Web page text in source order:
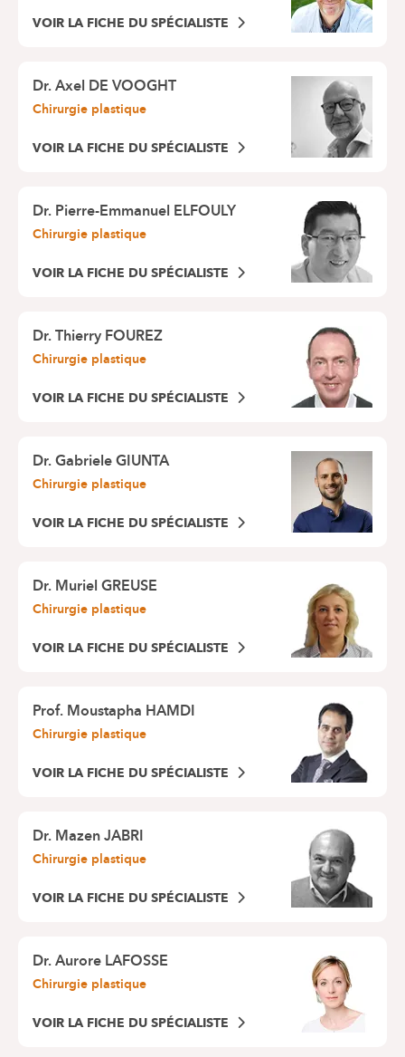
VOIR LA FICHE DU SPÉCIALISTE
Dr.Axel DE VOOGHT
Chirurgie plastique
VOIR LA FICHE DU SPÉCIALISTE
Dr.Pierre-Emmanuel ELFOULY
Chirurgie plastique
VOIR LA FICHE DU SPÉCIALISTE
Dr.Thierry FOUREZ
Chirurgie plastique
VOIR LA FICHE DU SPÉCIALISTE
Dr.Gabriele GIUNTA
Chirurgie plastique
VOIR LA FICHE DU SPÉCIALISTE
Dr.Muriel GREUSE
Chirurgie plastique
VOIR LA FICHE DU SPÉCIALISTE
Prof.Moustapha HAMDI
Chirurgie plastique
VOIR LA FICHE DU SPÉCIALISTE
Dr.Mazen JABRI
Chirurgie plastique
VOIR LA FICHE DU SPÉCIALISTE
Dr.Aurore LAFOSSE
Chirurgie plastique
VOIR LA FICHE DU SPÉCIALISTE